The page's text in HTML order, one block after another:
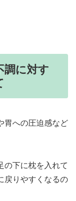
調に対す
胃への圧迫感など
の下に枕を入れて
戻りやすくなるの